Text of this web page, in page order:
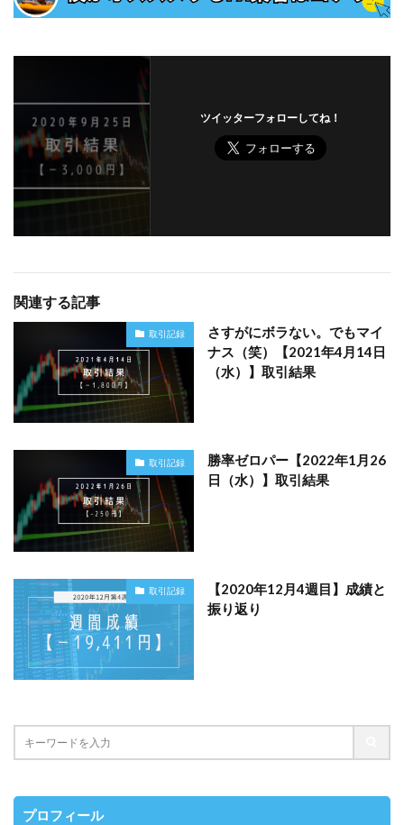
ツイッターフォローしてね！
関連する記事
取引記録
さすがにボラない。でもマイ
ナス（笑）【2021年4月14日
（水）】取引結果
取引記録
勝率ゼロパー【2022年1月26
日（水）】取引結果
取引記録
【2020年12月4週目】成績と
振り返り
プロフィール